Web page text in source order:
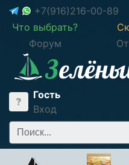
+7(916)216-00-89
Что выбрать?
Форум
Гость
Вход